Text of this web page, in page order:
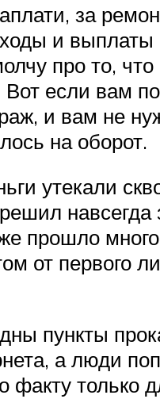
за
и выплаты
про то,
если вам
и вам не
на оборот.
утекали
навсегда
прошло
от первого
пункты
а люди
только